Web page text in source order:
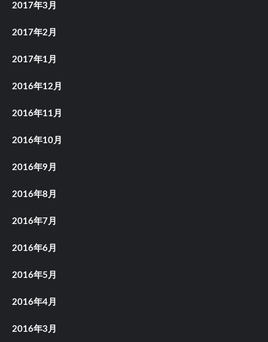
2017年3月
2017年2月
2017年1月
2016年12月
2016年11月
2016年10月
2016年9月
2016年8月
2016年7月
2016年6月
2016年5月
2016年4月
2016年3月